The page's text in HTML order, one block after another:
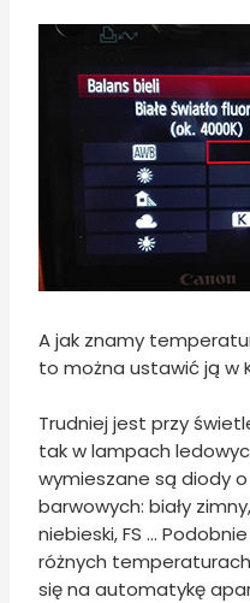
A jak znamy
to można ustawić ją w
Trudniej jest przy
tak w lampach
wymieszane są diody
barwowych: biały
niebieski, FS ...
różnych
się na automatykę